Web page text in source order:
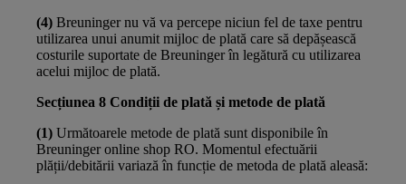
(4) Breuninger nu vă va percepe niciun fel de taxe pentru
utilizarea unui anumit mijloc de plată care să depășească
costurile suportate de Breuninger în legătură cu utilizarea
acelui mijloc de plată.
Secțiunea 8 Condiții de plată și metode de plată
(1) Următoarele metode de plată sunt disponibile în
Breuninger online shop RO. Momentul efectuării
plății/debitării variază în funcție de metoda de plată aleasă: